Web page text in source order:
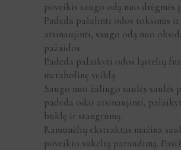
poveikis saugo odą nuo drėgmės
Padeda pašalinti odos toksinus ir
atsinaujinti, saugo odą nuo
pažaidos.
Padeda palaikyti odos ląstelių
metabolinę veiklą.
Saugo nuo žalingo saulės saulės
padeda odai atsinaujinti,
būklę ir stangrumą.
Ramunėlių ekstraktas mažina
poveikio sukeltą paraudimą.